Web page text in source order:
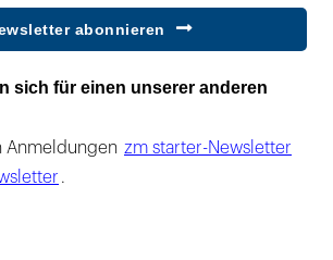
abonnieren
sich für einen unserer anderen
Anmeldungen zm starter-Newsletter
.